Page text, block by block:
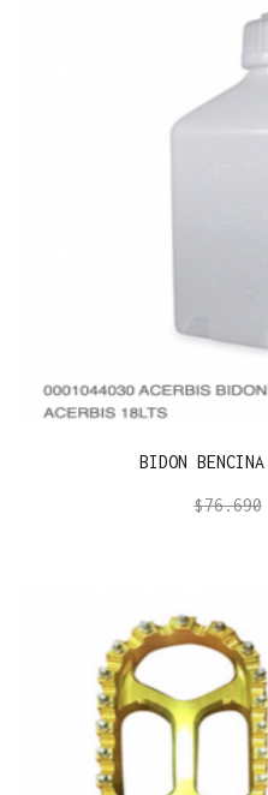
BIDON
$76.690